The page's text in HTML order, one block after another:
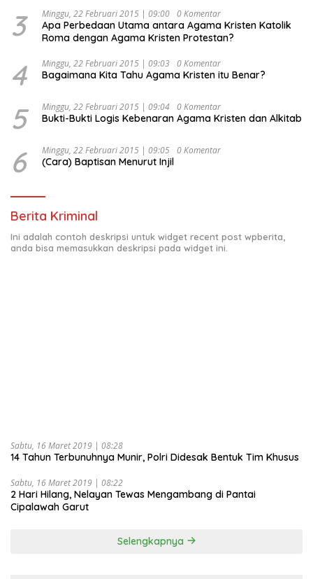
Indonesia Emas 2045”,
3 Minggu, 22 Februari 2015 | 09:00 0 Komentar
Apa Perbedaan Utama antara Agama Kristen Katolik
Roma dengan Agama Kristen Protestan?
4 Minggu, 22 Februari 2015 | 09:03 0 Komentar
Bagaimana Kita Tahu Agama Kristen itu Benar?
5 Minggu, 22 Februari 2015 | 09:04 0 Komentar
Bukti-Bukti Logis Kebenaran Agama Kristen dan Alkitab
6 Minggu, 22 Februari 2015 | 09:05 0 Komentar
(Cara) Baptisan Menurut Injil
Berita Kriminal
Ini adalah contoh deskripsi untuk widget recent post wpberita,
anda bisa memasukkan deskripsi pada widget ini.
Sabtu, 16 Maret 2019 | 08:28
14 Tahun Terbunuhnya Munir, Polri Didesak Bentuk Tim Khusus
Sabtu, 16 Maret 2019 | 08:22
2 Hari Hilang, Nelayan Tewas Mengambang di Pantai
Cipalawah Garut
Selengkapnya